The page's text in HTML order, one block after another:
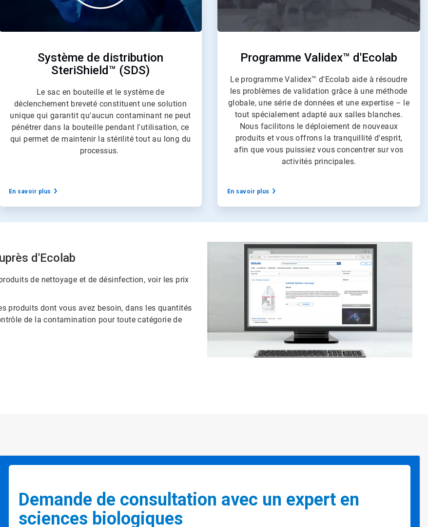
Système de distribution
SteriShield™ (SDS)
Le sac en bouteille et le système de
déclenchement breveté constituent une solution
unique qui garantit qu'aucun contaminant ne peut
pénétrer dans la bouteille pendant l'utilisation, ce
qui permet de maintenir la stérilité tout au long du
processus.
En savoir plus
Programme Validex™ d'Ecolab
Le programme Validex™ ​​​​​d'Ecolab aide à résoudre
les problèmes de validation grâce à une méthode
globale, une série de données et une expertise – le
tout spécialement adapté aux salles blanches.
Nous facilitons le déploiement de nouveaux
produits et vous offrons la tranquillité d'esprit,
afin que vous puissiez vous concentrer sur vos
activités principales.
En savoir plus
d'Ecolab
de nettoyage et de désinfection, voir les prix
produits dont vous avez besoin, dans les quantités
de la contamination pour toute catégorie de
Demande de consultation avec un expert en
sciences biologiques​​​​​​​